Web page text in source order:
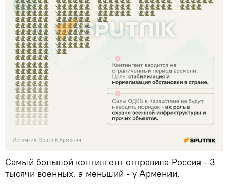
Самый большой контингент отправила Россия - 3
тысячи военных, а меньший - у Армении.